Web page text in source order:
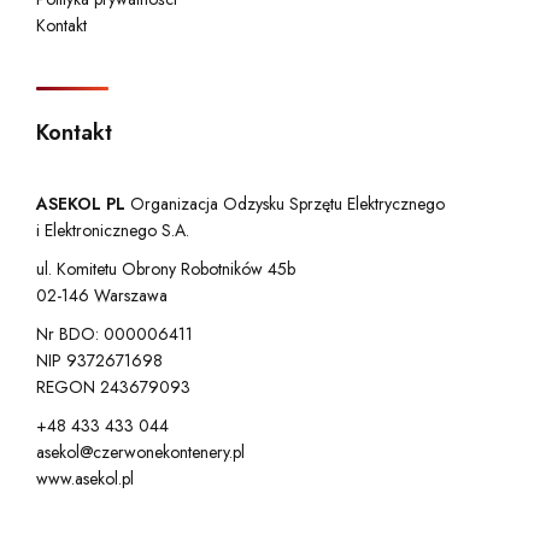
Kontakt
Kontakt
ASEKOL PL Organizacja Odzysku Sprzętu Elektrycznego
i Elektronicznego S.A.
ul. Komitetu Obrony Robotników 45b
02-146 Warszawa
Nr BDO: 000006411
NIP 9372671698
REGON 243679093
+48 433 433 044
asekol@czerwonekontenery.pl
www.asekol.pl